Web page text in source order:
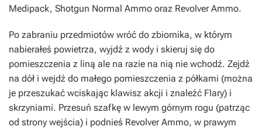
Medipack, Shotgun Normal Ammo oraz Revolver Ammo.
Po zabraniu przedmiotów wróć do zbiornika, w którym
nabierałeś powietrza, wyjdź z wody i skieruj się do
pomieszczenia z liną ale na razie na nią nie wchodź. Zejdź
na dół i wejdź do małego pomieszczenia z półkami (można
je przeszukać wciskając klawisz akcji i znaleźć Flary) i
skrzyniami. Przesuń szafkę w lewym górnym rogu (patrząc
od strony wejścia) i podnieś Revolver Ammo, w prawym